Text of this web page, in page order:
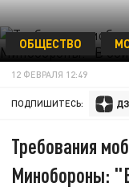
ОБЩЕСТВО
12 ФЕВРАЛЯ 12:49
ПОДПИШИТЕСЬ:
Требования
Минобороны: